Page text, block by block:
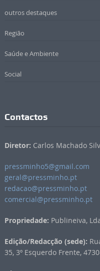
outros destaques
Região
Saúde e Ambiente
Social
Contactos
Diretor: Carlos Machado
pressminho5@gmail.com
geral@pressminho.pt
redacao@pressminho.pt
comercial@pressminho.pt
Propriedade: Publineiva,
Edição/Redacção (sede):
35, 3º Esquerdo Frente,